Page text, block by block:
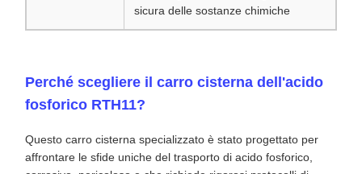
sicura delle sostanze chimiche
Perché scegliere il carro cisterna dell'acido
fosforico RTH11?
Questo carro cisterna specializzato è stato progettato per
affrontare le sfide uniche del trasporto di acido fosforico,